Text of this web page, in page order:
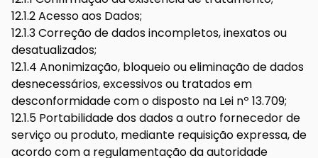
12.1.2 Acesso aos Dados;
12.1.3 Correção de dados incompletos, inexatos ou
desatualizados;
12.1.4 Anonimização, bloqueio ou eliminação de dados
desnecessários, excessivos ou tratados em
desconformidade com o disposto na Lei nº 13.709;
12.1.5 Portabilidade dos dados a outro fornecedor de
serviço ou produto, mediante requisição expressa, de
acordo com a regulamentação da autoridade